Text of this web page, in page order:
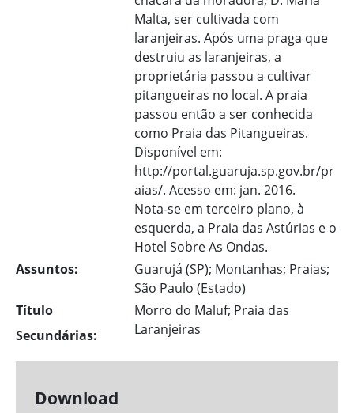
Malta, ser cultivada com
laranjeiras. Após uma praga que
destruiu as laranjeiras, a
proprietária passou a cultivar
pitangueiras no local. A praia
passou então a ser conhecida
como Praia das Pitangueiras.
Disponível em:
http://portal.guaruja.sp.gov.br/pr
aias/. Acesso em: jan. 2016.
Nota-se em terceiro plano, à
esquerda, a Praia das Astúrias e o
Hotel Sobre As Ondas.
Assuntos:
Guarujá (SP); Montanhas; Praias;
São Paulo (Estado)
Título
Secundárias:
Morro do Maluf; Praia das
Laranjeiras
Download